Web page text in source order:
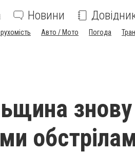
Новини
Авто / Мото Погода
знову